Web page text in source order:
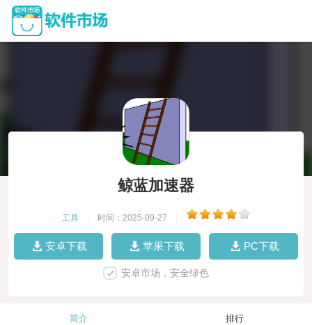
鲸蓝加速器
工具 时间：2025-09-27
安卓下载 苹果下载 PC下载
安卓市场，安全绿色
简介 排行